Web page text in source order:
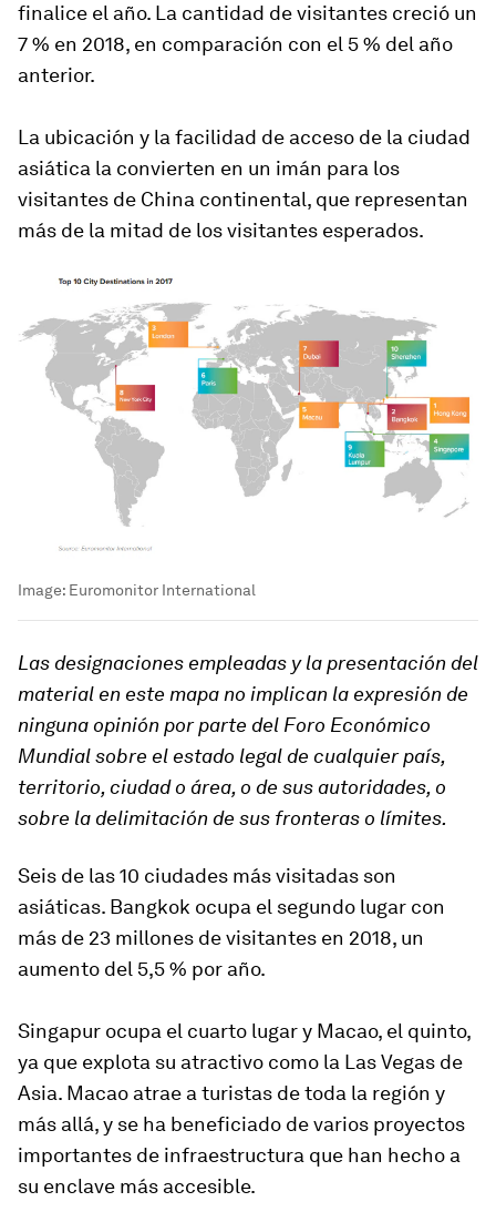
finalice el año. La cantidad de visitantes creció un
7 % en 2018, en comparación con el 5 % del año
anterior.
La ubicación y la facilidad de acceso de la ciudad
asiática la convierten en un imán para los
visitantes de China continental, que representan
más de la mitad de los visitantes esperados.
Image: Euromonitor International
Las designaciones empleadas y la presentación del
material en este mapa no implican la expresión de
ninguna opinión por parte del Foro Económico
Mundial sobre el estado legal de cualquier país,
territorio, ciudad o área, o de sus autoridades, o
sobre la delimitación de sus fronteras o límites.
Seis de las 10 ciudades más visitadas son
asiáticas. Bangkok ocupa el segundo lugar con
más de 23 millones de visitantes en 2018, un
aumento del 5,5 % por año.
Singapur ocupa el cuarto lugar y Macao, el quinto,
ya que explota su atractivo como la Las Vegas de
Asia. Macao atrae a turistas de toda la región y
más allá, y se ha beneficiado de varios proyectos
importantes de infraestructura que han hecho a
su enclave más accesible.